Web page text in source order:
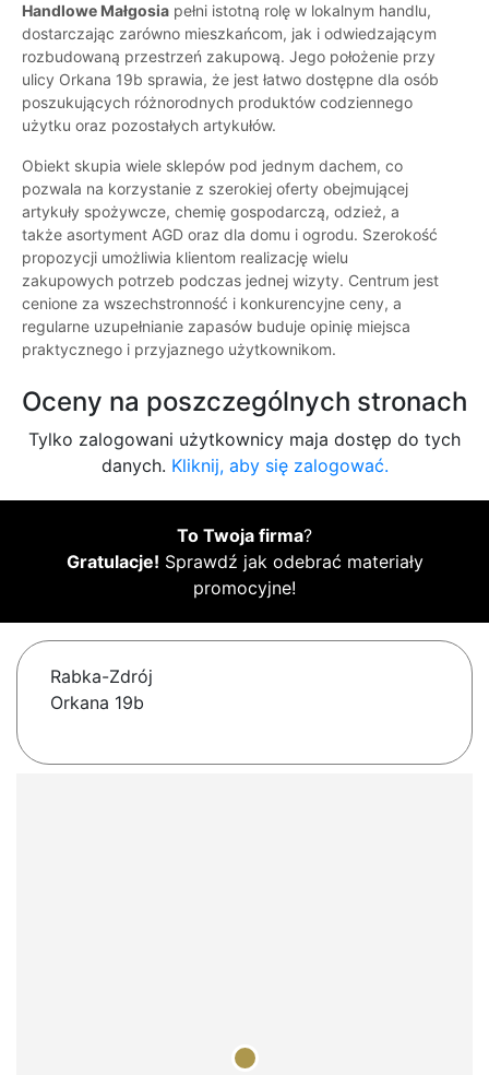
Handlowe Małgosia pełni istotną rolę w lokalnym handlu,
dostarczając zarówno mieszkańcom, jak i odwiedzającym
rozbudowaną przestrzeń zakupową. Jego położenie przy
ulicy Orkana 19b sprawia, że jest łatwo dostępne dla osób
poszukujących różnorodnych produktów codziennego
użytku oraz pozostałych artykułów.
Obiekt skupia wiele sklepów pod jednym dachem, co
pozwala na korzystanie z szerokiej oferty obejmującej
artykuły spożywcze, chemię gospodarczą, odzież, a
także asortyment AGD oraz dla domu i ogrodu. Szerokość
propozycji umożliwia klientom realizację wielu
zakupowych potrzeb podczas jednej wizyty. Centrum jest
cenione za wszechstronność i konkurencyjne ceny, a
regularne uzupełnianie zapasów buduje opinię miejsca
praktycznego i przyjaznego użytkownikom.
Oceny na poszczególnych stronach
Tylko zalogowani użytkownicy maja dostęp do tych
danych. Kliknij, aby się zalogować.
To Twoja firma?
Gratulacje! Sprawdź jak odebrać materiały
promocyjne!
Rabka-Zdrój
Orkana 19b